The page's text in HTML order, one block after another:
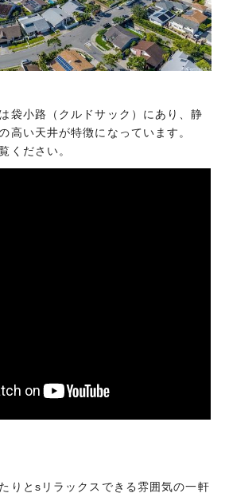
袋小路（クルドサック）にあり、静
高い天井が特徴になっています。
ください。
りとsリラックスできる雰囲気の一軒